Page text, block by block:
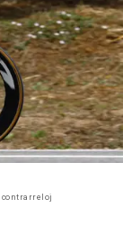
contrarreloj